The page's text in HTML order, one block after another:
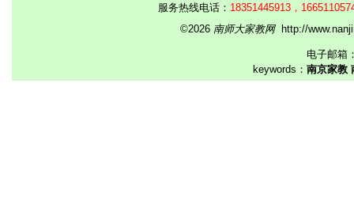
服务热线电话： 18351445913，
©2026 南师大家教网http://
电子邮箱
keywords： 南京家教